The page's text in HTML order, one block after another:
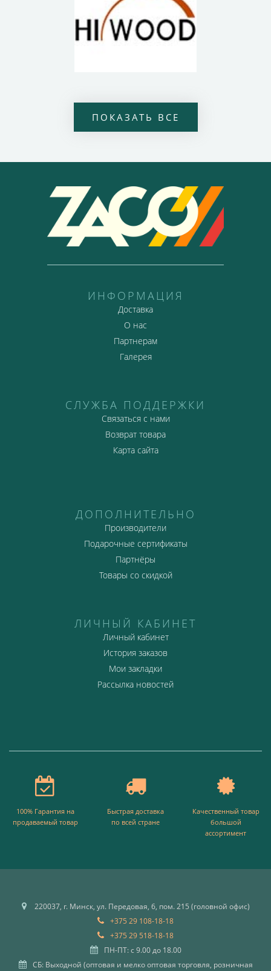
ПОКАЗАТЬ ВСЕ
ИНФОРМАЦИЯ
Доставка
О нас
Партнерам
Галерея
СЛУЖБА ПОДДЕРЖКИ
Связаться с нами
Возврат товара
Карта сайта
ДОПОЛНИТЕЛЬНО
Производители
Подарочные сертификаты
Партнёры
Товары со скидкой
ЛИЧНЫЙ КАБИНЕТ
Личный кабинет
История заказов
Мои закладки
Рассылка новостей
100% Гарантия на
продаваемый товар
Быстрая доставка
по всей стране
Качественный товар
большой
ассортимент
220037, г. Минск, ул. Передовая, 6, пом. 215 (головной офис)
+375 29 108-18-18
+375 29 518-18-18
ПН-ПТ: с 9.00 до 18.00
СБ: Выходной (оптовая и мелко оптовая торговля, розничная